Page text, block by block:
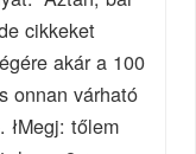
cikkeket
akár a 100
onnan várható
łMegj: tőlem